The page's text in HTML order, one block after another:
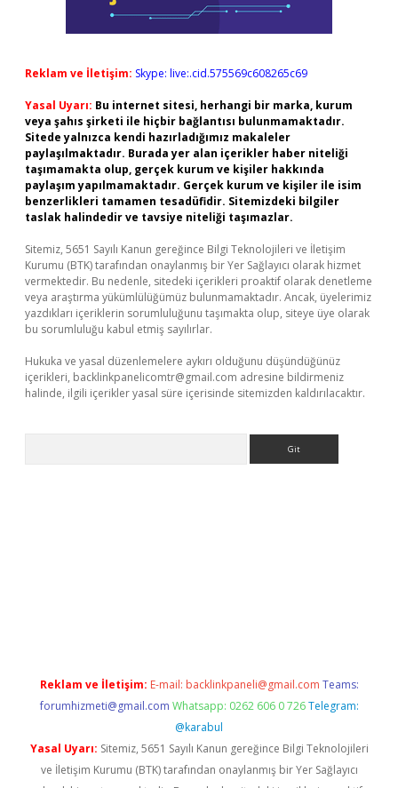
Reklam ve İletişim: Skype: live:.cid.575569c608265c69
Yasal Uyarı: Bu internet sitesi, herhangi bir marka, kurum
veya şahıs şirketi ile hiçbir bağlantısı bulunmamaktadır.
Sitede yalnızca kendi hazırladığımız makaleler
paylaşılmaktadır. Burada yer alan içerikler haber niteliği
taşımamakta olup, gerçek kurum ve kişiler hakkında
paylaşım yapılmamaktadır. Gerçek kurum ve kişiler ile isim
benzerlikleri tamamen tesadüfidir. Sitemizdeki bilgiler
taslak halindedir ve tavsiye niteliği taşımazlar.
Sitemiz, 5651 Sayılı Kanun gereğince Bilgi Teknolojileri ve İletişim
Kurumu (BTK) tarafından onaylanmış bir Yer Sağlayıcı olarak hizmet
vermektedir. Bu nedenle, sitedeki içerikleri proaktif olarak denetleme
veya araştırma yükümlülüğümüz bulunmamaktadır. Ancak, üyelerimiz
yazdıkları içeriklerin sorumluluğunu taşımakta olup, siteye üye olarak
bu sorumluluğu kabul etmiş sayılırlar.
Hukuka ve yasal düzenlemelere aykırı olduğunu düşündüğünüz
içerikleri, backlinkpanelicomtr@gmail.com adresine bildirmeniz
halinde, ilgili içerikler yasal süre içerisinde sitemizden kaldırılacaktır.
Reklam ve İletişim: E-mail: backlinkpaneli@gmail.com Teams:
forumhizmeti@gmail.com Whatsapp: 0262 606 0 726 Telegram:
@karabul
Yasal Uyarı: Sitemiz, 5651 Sayılı Kanun gereğince Bilgi Teknolojileri
ve İletişim Kurumu (BTK) tarafından onaylanmış bir Yer Sağlayıcı